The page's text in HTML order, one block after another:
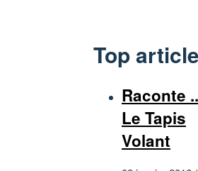
Top
Raconte
Le Tapis
Volant